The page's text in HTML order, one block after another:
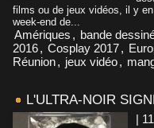
films ou de jeux vidéos, il y
week-end de...
Amériques , bande
2016, Cosplay 2017,
Réunion, jeux vidéo,
L'ULTRA-NOIR
|